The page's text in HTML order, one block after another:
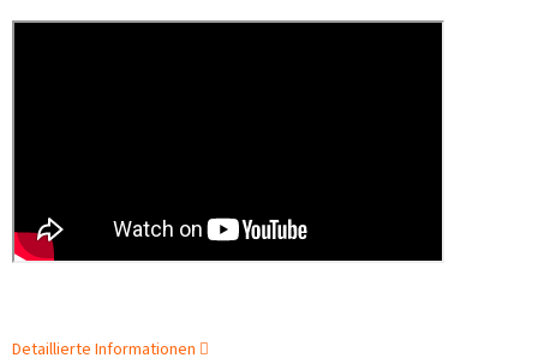
Detaillierte Informationen